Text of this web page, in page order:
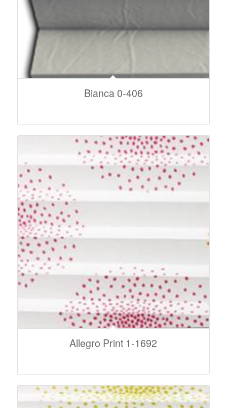
Bianca 0-406
Allegro Print 1-1692